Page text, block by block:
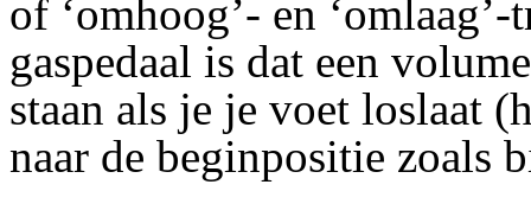
of ‘omhoog’- en
gaspedaal is dat een
staan als je je voet loslaat
naar de beginpositie zoals